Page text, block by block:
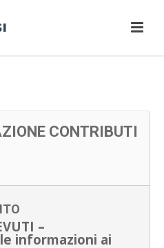
CONTRIBUTI
–
informazioni ai